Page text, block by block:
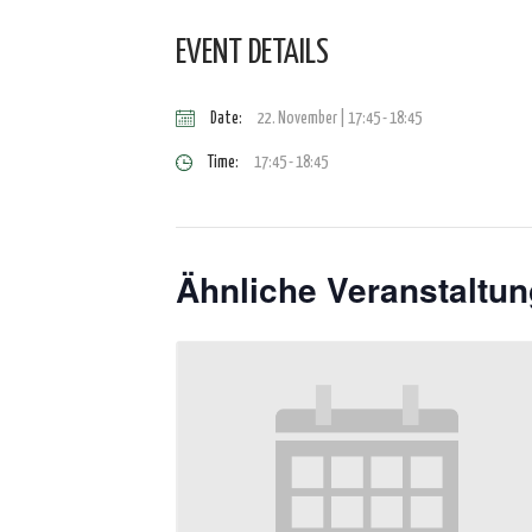
EVENT DETAILS
Date: 22. November | 17:45-18:45
Time: 17:45 - 18:45
Ähnliche